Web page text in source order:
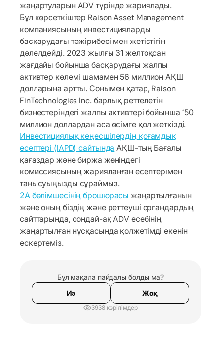
жаңартуларын ADV түрінде жариялады.
Бұл көрсеткіштер Raison Asset Management
компаниясының инвестицияларды
басқарудағы тәжірибесі мен жетістігін
дәлелдейді. 2023 жылғы 31 желтоқсан
жағдайы бойынша басқарудағы жалпы
активтер көлемі шамамен 56 миллион АҚШ
долларына артты. Сонымен қатар, Raison
FinTechnologies Inc. барлық реттелетін
бизнестеріндегі жалпы активтері бойынша 150
миллион доллардан аса өсімге қол жеткізді.
Инвестициялық кеңесшілердің қоғамдық
есептері (IAPD) сайтында АҚШ-тың Бағалы
қағаздар және биржа жөніндегі
комиссиясының жарияланған есептерімен
танысуыңызды сұраймыз.
2А бөлімшесінің брошюрасы жаңартылғанын
және оның біздің және реттеуші органдардың
сайттарында, сондай-ақ ADV есебінің
жаңартылған нұсқасында қолжетімді екенін
ескертеміз.
Бұл мақала пайдалы болды ма?
Иә
Жоқ
3938 көрілімдер